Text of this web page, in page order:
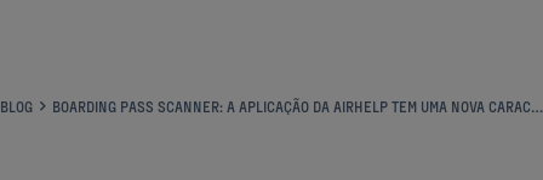
BLOG BOARDING PASS SCANNER: A APLICAÇÃO DA AIRHELP TEM UMA NOVA CARACTERÍSTICA